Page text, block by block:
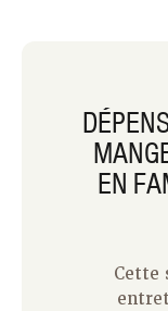
EN
Cette